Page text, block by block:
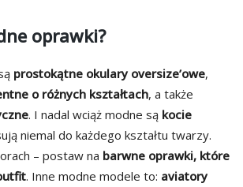
oprawki?
prostokątne okulary oversize’owe,
o różnych kształtach, a także
. I nadal wciąż modne są kocie
niemal do każdego kształtu twarzy.
– postaw na barwne oprawki, które
. Inne modne modele to: aviatory